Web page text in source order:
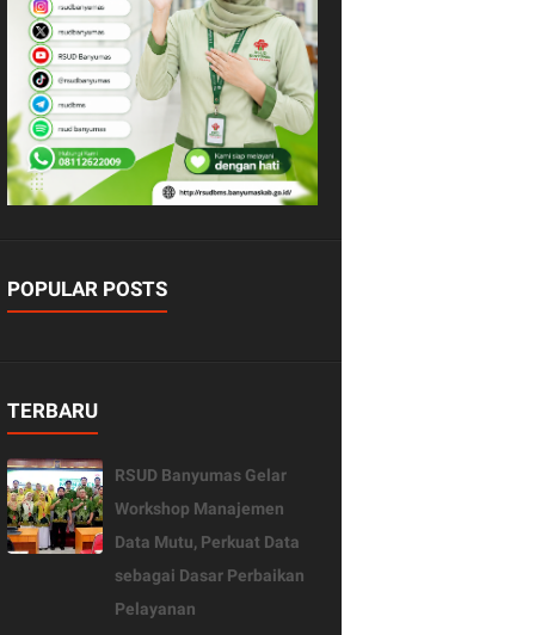
POPULAR POSTS
TERBARU
RSUD Banyumas Gelar
Workshop Manajemen
Data Mutu, Perkuat Data
sebagai Dasar Perbaikan
Pelayanan